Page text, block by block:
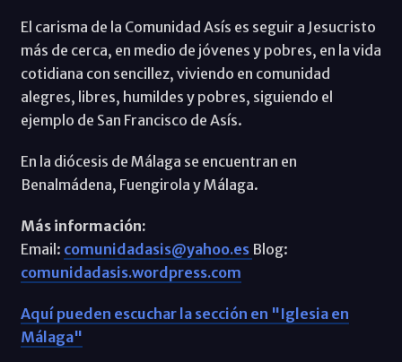
El carisma de la Comunidad Asís es seguir a Jesucristo
más de cerca, en medio de jóvenes y pobres, en la vida
cotidiana con sencillez, viviendo en comunidad
alegres, libres, humildes y pobres, siguiendo el
ejemplo de San Francisco de Asís.
En la diócesis de Málaga se encuentran en
Benalmádena, Fuengirola y Málaga.
Más información:
Email: comunidadasis@yahoo.es Blog:
comunidadasis.wordpress.com
Aquí pueden escuchar la sección en "Iglesia en
Málaga"